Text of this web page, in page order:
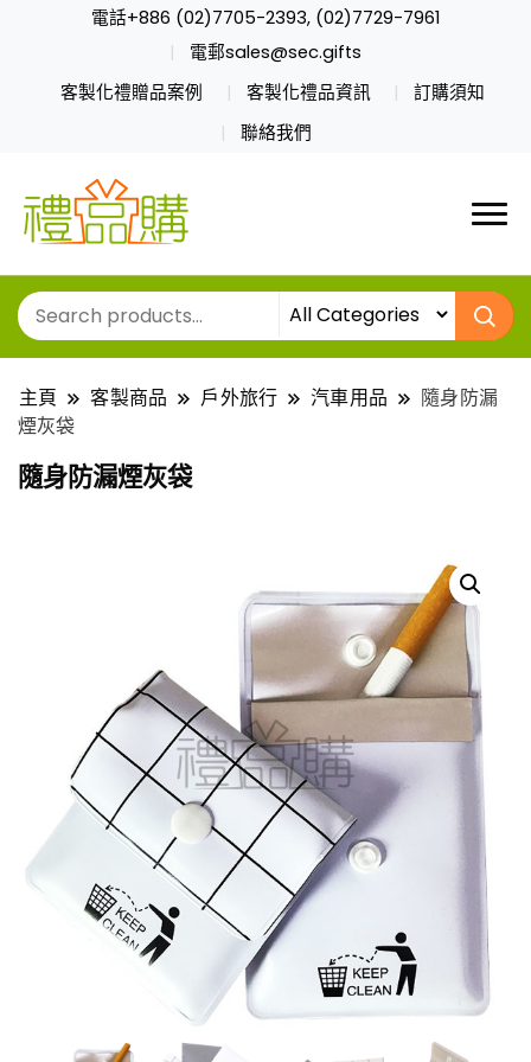
電話+886 (02)7705-2393, (02)7729-7961
電郵sales@sec.gifts
客製化禮贈品案例
客製化禮品資訊
訂購須知
聯絡我們
主頁 客製商品 戶外旅行 汽車用品
隨身防漏
煙灰袋
隨身防漏煙灰袋